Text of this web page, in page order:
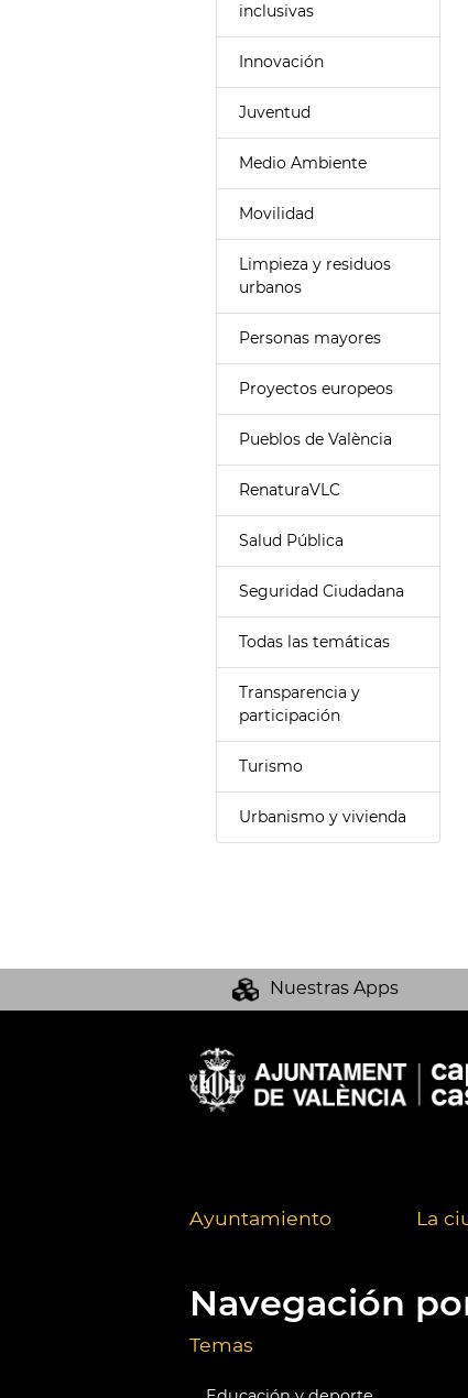
inclusivas
Innovación
Juventud
Medio Ambiente
Movilidad
Limpieza y residuos
urbanos
Personas mayores
Proyectos europeos
Pueblos de València
RenaturaVLC
Salud Pública
Seguridad Ciudadana
Todas las temáticas
Transparencia y
participación
Turismo
Urbanismo y vivienda
Nuestras Apps
Ayuntamiento La
Navegación
Temas